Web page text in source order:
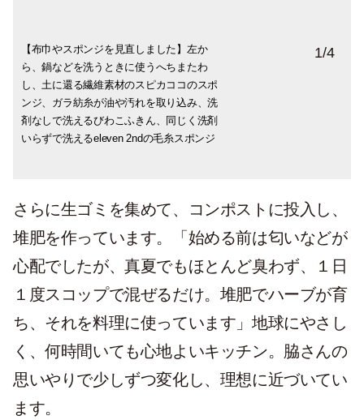
【布巾やスポンジを見直しました】左か
ら、鍋などを洗うときに使うへちまたわ
し、土に還る繊維素材のスピカココのスポ
ンジ、ガラ紡糸が油や汚れを取り込み、洗
剤なしで洗えるびわこふきん、同じく洗剤
いらずで洗えるeleven 2ndの毛糸スポンジ
【水道水をおいしくする浄水器】クリンス
イのガラス浄水器。「仕事のクライアント
であるクリンスイからCLEANSUI KNOWS
JAPANESE CRAFTSというシリーズが発売
され、とても気に入り、この浄水器を使っ
たワークショップを企画しました」
【炭酸水も作り、ペットボトルゼロへ】
「炭酸水のプラスチック容器を捨てるのが
ストレスで、ソーダマシンを探していたと
ころ、ソーダストリームのガスシリンダー
が使えるスウェーデン製aarkeのマシンを発
見。カッパー色とデザインが好きです」
【生ごみはコンポストで堆肥に】LFCコン
ポスト。「野菜くずはこのバッグ型のコン
ポストに入れてテラスにぶら下げ、堆肥を
作っています。春や秋はテラスにハーブな
どを並べ、良質なコンポストができるの
で、よく育ちます。匂いもせず、快適に使
1/4
さらに生ゴミを集めて、コンポストに投入し、
堆肥を作っています。「始める前は匂いなどが
心配でしたが、真夏でもほとんど臭わず、１日
１度スコップで混ぜるだけ。堆肥でハーブが育
ち、それを料理に使っています」地球にやさし
く、何時間いても心地よいキッチン。脇さんの
思いやりで少しずつ変化し、理想に近づいてい
ます。